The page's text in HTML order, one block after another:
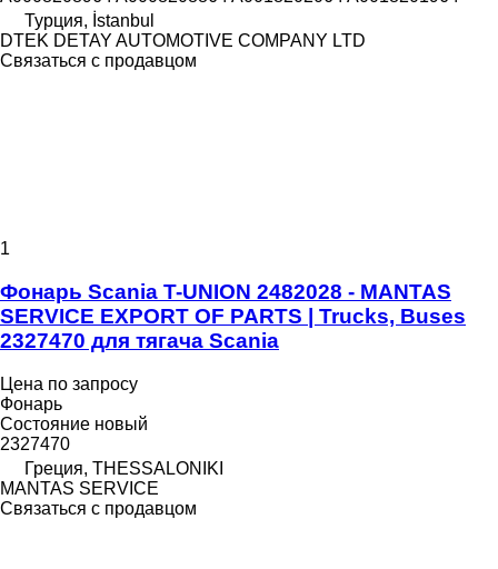
Турция, İstanbul
DTEK DETAY AUTOMOTIVE COMPANY LTD
Связаться с продавцом
1
Фонарь Scania T-UNION 2482028 - MANTAS
SERVICE EXPORT OF PARTS | Trucks, Buses
2327470 для тягача Scania
Цена по запросу
Фонарь
Состояние новый
2327470
Греция, THESSALONIKI
MANTAS SERVICE
Связаться с продавцом